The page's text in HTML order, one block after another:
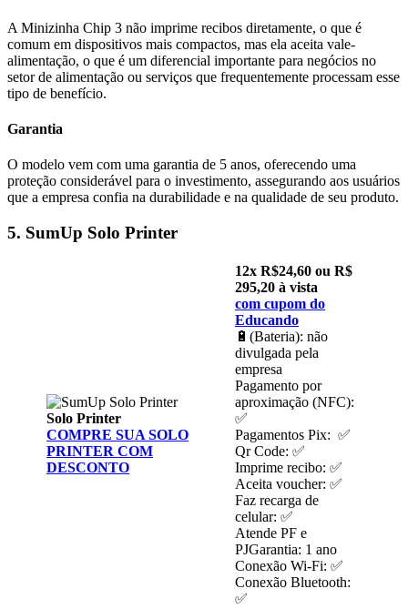
A Minizinha Chip 3 não imprime recibos diretamente, o que é
comum em dispositivos mais compactos, mas ela aceita vale-
alimentação, o que é um diferencial importante para negócios no
setor de alimentação ou serviços que frequentemente processam esse
tipo de benefício.
Garantia
O modelo vem com uma garantia de 5 anos, oferecendo uma
proteção considerável para o investimento, assegurando aos usuários
que a empresa confia na durabilidade e na qualidade de seu produto.
5. SumUp Solo Printer
Solo Printer
COMPRE SUA SOLO
PRINTER COM
DESCONTO
12x R$24,60 ou R$
295,20 à vista
com cupom do
Educando
🔋(Bateria): não
divulgada pela
empresa
Pagamento por
aproximação (NFC):
✅
Pagamentos Pix: ✅
Qr Code: ✅
Imprime recibo: ✅
Aceita voucher: ✅
Faz recarga de
celular: ✅
Atende PF e
PJGarantia: 1 ano
Conexão Wi-Fi: ✅
Conexão Bluetooth:
✅